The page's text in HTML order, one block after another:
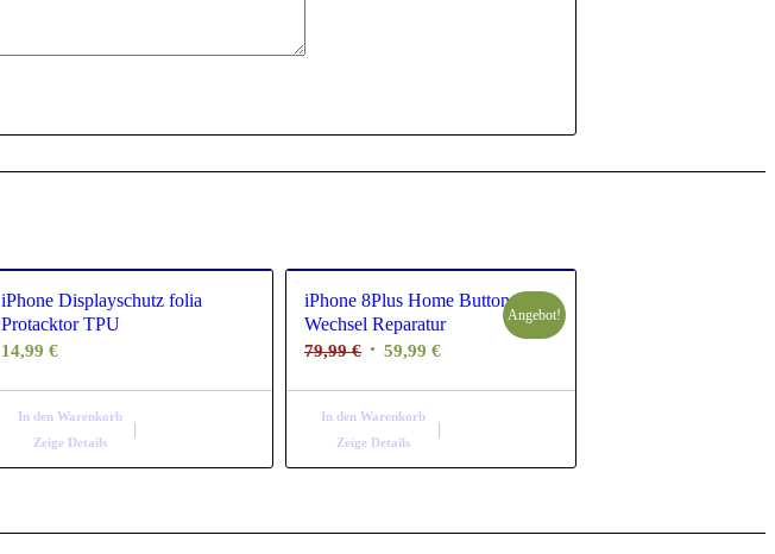
iPhone Displayschutz folia
Protacktor TPU
14,99€
In den Warenkorb
Zeige Details
iPhone 8Plus Home Button
Wechsel Reparatur
79,99€ Ursprünglicher
79,99 €
59,99€Aktueller
Angebot!
In den Warenkorb
Zeige Details